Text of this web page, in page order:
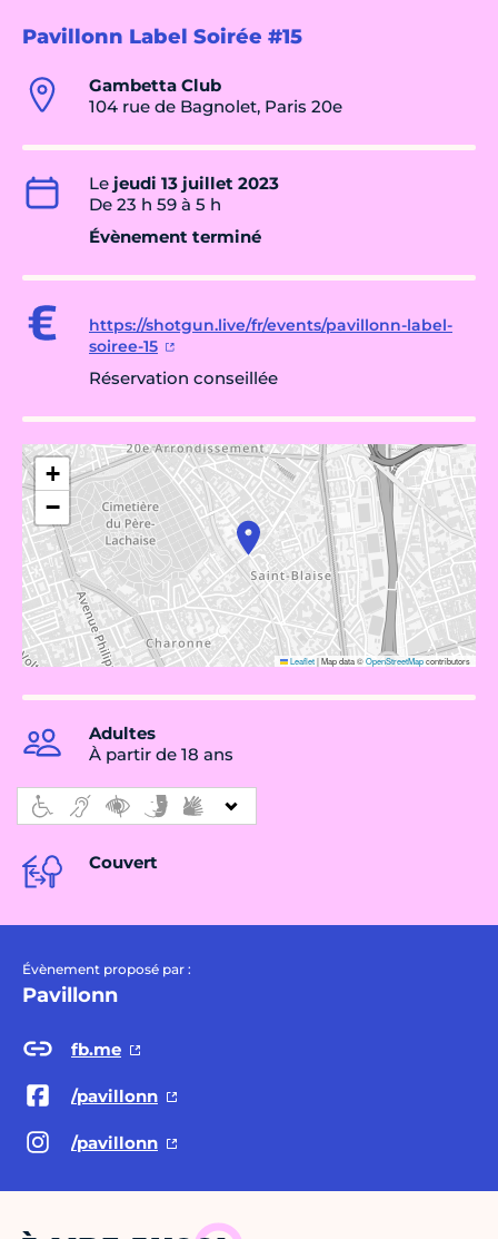
Pavillonn Label Soirée #15
Gambetta Club
104 rue de Bagnolet, Paris 20e
Le jeudi 13 juillet 2023
De 23 h 59 à 5 h
Évènement terminé
https://shotgun.live/fr/events/pavillonn-label-
soiree-15
Réservation conseillée
+
−
Leaflet|Map data ©OpenStreetMapcontributors
Adultes
À partir de 18 ans
Couvert
Évènement proposé par :
Pavillonn
fb.me
/pavillonn
/pavillonn